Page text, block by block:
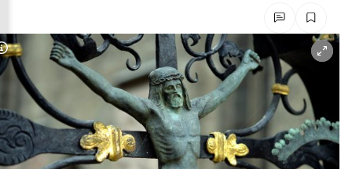
Untermenü
Untermenü
Untermenü
Copyright-Hinweis öffnen/schließen